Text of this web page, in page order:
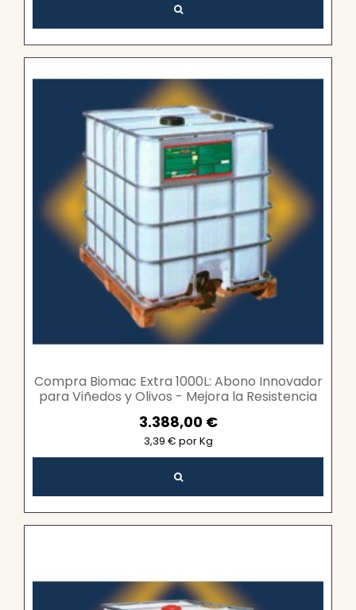
Compra Biomac Extra 1000L: Abono Innovador
para Viñedos y Olivos - Mejora la Resistencia
y...
3.388,00 €
3,39 € por Kg